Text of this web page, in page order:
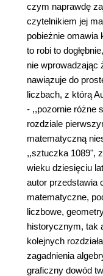
czym naprawdę
czytelnikiem jej
pobieżnie omawia
to robi to
nie wprowadzając
nawiązuje do
liczbach, z którą
- ,,pozornie różne
rozdziale
matematyczną
,,sztuczka 1089",
wieku dziesięciu
autor przedstawia
matematyczne,
liczbowe,
historycznym, tak
kolejnych
zagadnienia
graficzny dowód